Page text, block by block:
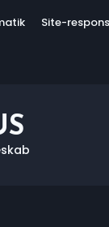
Site-